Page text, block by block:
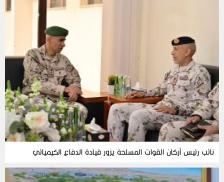
نائب رئيس أركان القوات المسلحة يزور قيادة الدفاع الكيميائي